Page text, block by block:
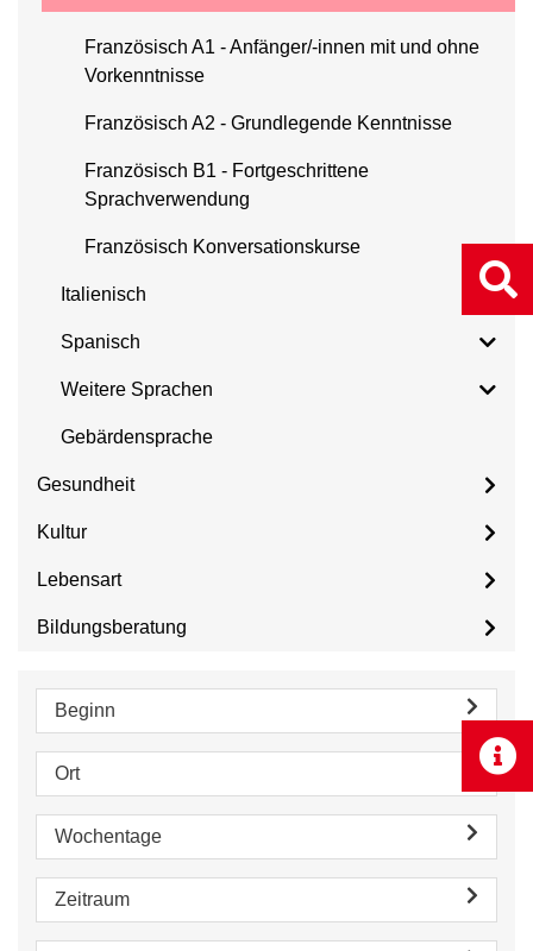
Französisch A1 - Anfänger/-innen mit und ohne
Vorkenntnisse
Französisch A2 - Grundlegende Kenntnisse
Französisch B1 - Fortgeschrittene
Sprachverwendung
Französisch Konversationskurse
Italienisch
Spanisch
Weitere Sprachen
Gebärdensprache
Gesundheit
Kultur
Lebensart
Bildungsberatung
Beginn
Ort
Wochentage
Zeitraum